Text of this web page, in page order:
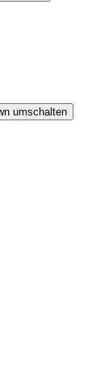
umschalten